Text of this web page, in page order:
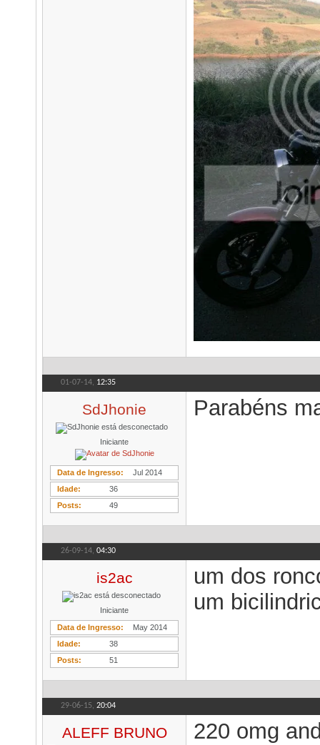
01-07-14, 12:35
SdJhonie
Iniciante
Data de Ingresso
Jul 2014
Idade
36
Posts
49
Parabéns
26-09-14, 04:30
is2ac
Iniciante
Data de Ingresso
May 2014
Idade
38
Posts
51
um dos
um
29-06-15, 20:04
ALEFF BRUNO 220 omg